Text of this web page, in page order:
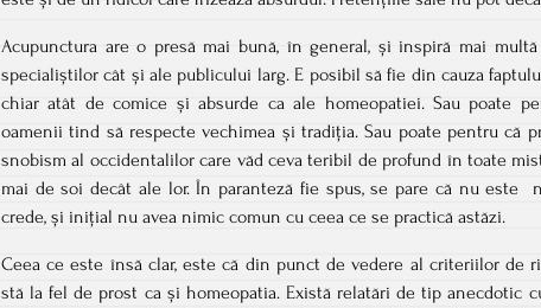
Acupunctura are o presă mai bună, în general, și inspiră mai
specialiștilor cât și ale publicului larg. E posibil să fie din cauza
chiar atât de comice și absurde ca ale homeopatiei. Sau poate
oamenii tind să respecte vechimea și tradiția. Sau poate pentru că
snobism al occidentalilor care văd ceva teribil de profund în toate
mai de soi decât ale lor. În paranteză fie spus, se pare că nu este
crede, și inițial nu avea nimic comun cu ceea ce se practică astăzi.
Ceea ce este însă clar, este că din punct de vedere al criteriilor de
stă la fel de prost ca și homeopatia. Există relatări de tip anecdotic